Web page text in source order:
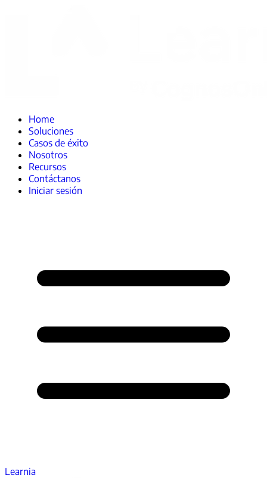
Home
Soluciones
Casos de éxito
Nosotros
Recursos
Contáctanos
Iniciar sesión
Learnia